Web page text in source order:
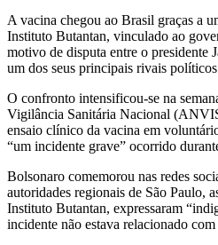
A vacina chegou ao Brasil graças a
Instituto Butantan, vinculado ao
motivo de disputa entre o presidente
um dos seus principais rivais
O confronto intensificou-se na
Vigilância Sanitária Nacional
ensaio clínico da vacina em
“um incidente grave” ocorrido
Bolsonaro comemorou nas redes
autoridades regionais de São Paulo,
Instituto Butantan, expressaram
incidente não estava relacionado